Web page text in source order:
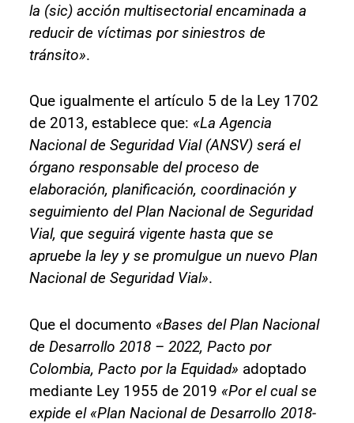
la (sic) acción multisectorial encaminada a
reducir de víctimas por siniestros de
tránsito».
Que igualmente el artículo 5 de la Ley 1702
de 2013, establece que: «La Agencia
Nacional de Seguridad Vial (ANSV) será el
órgano responsable del proceso de
elaboración, planificación, coordinación y
seguimiento del Plan Nacional de Seguridad
Vial, que seguirá vigente hasta que se
apruebe la ley y se promulgue un nuevo Plan
Nacional de Seguridad Vial».
Que el documento «Bases del Plan Nacional
de Desarrollo 2018 – 2022, Pacto por
Colombia, Pacto por la Equidad» adoptado
mediante Ley 1955 de 2019 «Por el cual se
expide el «Plan Nacional de Desarrollo 2018-